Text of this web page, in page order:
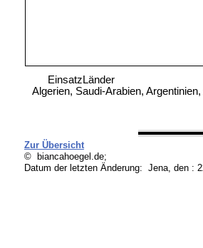
EinsatzLänder
Algerien, Saudi-Arabien,
Zur Übersicht
© biancahoegel.de;
Datum der letzten Änderung: Jena, den :